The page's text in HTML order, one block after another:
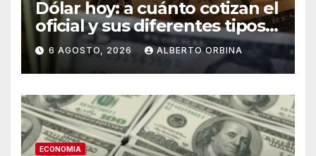
Dólar hoy: a cuánto cotizan el
oficial y sus diferentes tipos
de cambio este jueves 06 de
agosto
6 AGOSTO, 2026 ALBERTO ORBINA
ECONOMIA